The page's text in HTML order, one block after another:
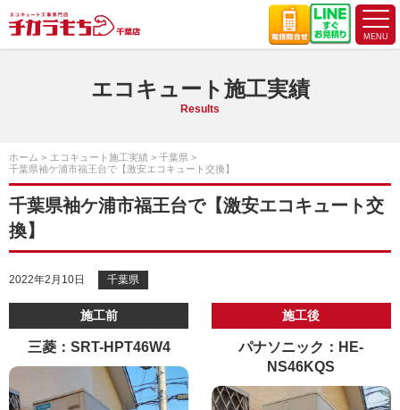
エコキュート施工実績
Results
ホーム エコキュート施工実績
千葉県
千葉県袖ケ浦市福王台で【激安エコキュート交換】
千葉県袖ケ浦市福王台で【激安エコキュート交
換】
2022年2月10日 千葉県
施工前
三菱：SRT-HPT46W4
施工後
パナソニック：HE-
NS46KQS